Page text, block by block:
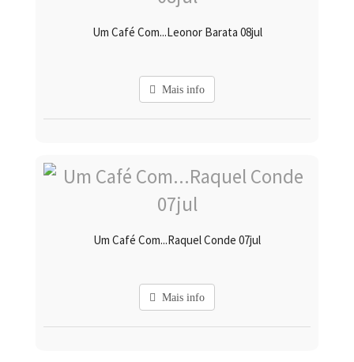
Um Café Com...Leonor Barata 08jul
Mais info
Um Café Com...Raquel Conde 07jul
Mais info